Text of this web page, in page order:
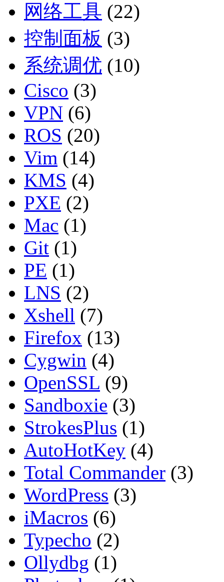
网络工具 (22)
控制面板 (3)
系统调优 (10)
Cisco (3)
VPN (6)
ROS (20)
Vim (14)
KMS (4)
PXE (2)
Mac (1)
Git (1)
PE (1)
LNS (2)
Xshell (7)
Firefox (13)
Cygwin (4)
OpenSSL (9)
Sandboxie (3)
StrokesPlus (1)
AutoHotKey (4)
Total Commander (3)
WordPress (3)
iMacros (6)
Typecho (2)
Ollydbg (1)